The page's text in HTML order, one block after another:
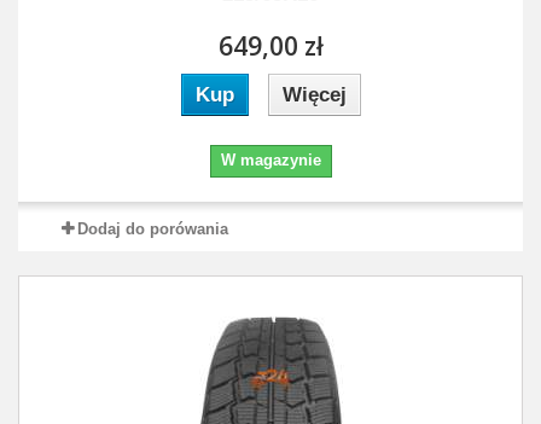
649,00 zł
Kup Więcej
W magazynie
Dodaj do porówania